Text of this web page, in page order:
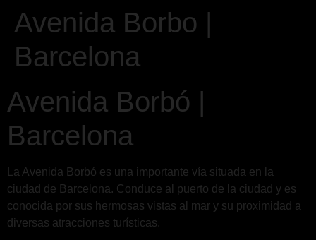
Avenida Borbo |
Barcelona
Avenida Borbó |
Barcelona
La Avenida Borbó es una importante vía situada en la
ciudad de Barcelona. Conduce al puerto de la ciudad y es
conocida por sus hermosas vistas al mar y su proximidad a
diversas atracciones turísticas.